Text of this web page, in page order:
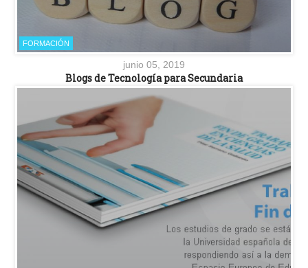
FORMACIÓN
junio 05, 2019
Blogs de Tecnología para Secundaria